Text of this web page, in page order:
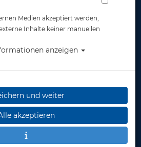
Medien akzeptiert werden,
Inhalte keiner manuellen
anzeigen
und weiter
akzeptieren